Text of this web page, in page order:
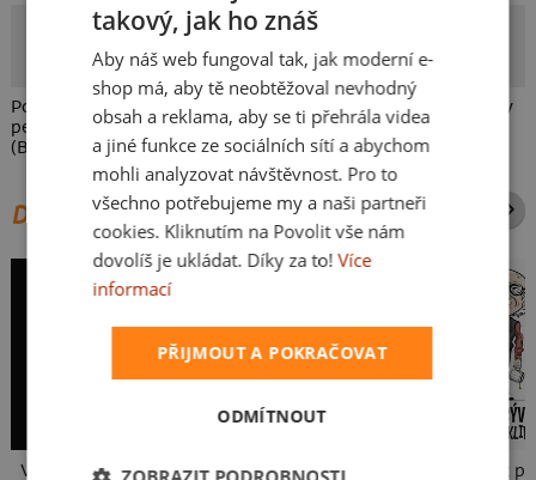
Svaca
Autorka potisku
Potisk pro všechny táty a jejich malé perníčky, pro milovníky
perníku a pro všechny fanoušky seriálu Perníkový táta
(Breaking Bad) a Perníčka ze Shreka.
DALŠÍ POTISKY ZE STEJNÉ KATEGORIE
Vlastní potisk V pressu Neklidný bez
SLOVAK
takový, jak ho znáš
Aby náš web fungoval tak, jak moderní e-
shop má, aby tě neobtěžoval nevhodný
obsah a reklama, aby se ti přehrála videa
a jiné funkce ze sociálních sítí a abychom
mohli analyzovat návštěvnost. Pro to
všechno potřebujeme my a naši partneři
cookies. Kliknutím na Povolit vše nám
dovolíš je ukládat. Díky za to! Více
informací
PŘIJMOUT A POKRAČOVAT
ODMÍTNOUT